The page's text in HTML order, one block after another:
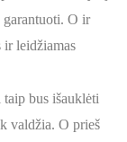
garantuoti. O ir
ir leidžiamas
bus išauklėti
valdžia. O prieš